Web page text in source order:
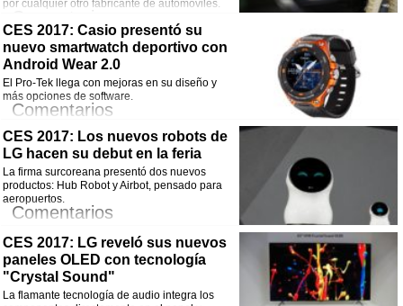
por cualquier otro fabricante de automóviles.
¡Comparte esta noticia!
Facebook
Twitter
WhatsApp
Email
CES 2017: Casio presentó su
nuevo smartwatch deportivo con
Android Wear 2.0
El Pro-Tek llega con mejoras en su diseño y
más opciones de software.
Comentarios
¡Comparte esta noticia!
Facebook
Twitter
WhatsApp
Email
CES 2017: Los nuevos robots de
LG hacen su debut en la feria
La firma surcoreana presentó dos nuevos
productos: Hub Robot y Airbot, pensado para
aeropuertos.
Comentarios
¡Comparte esta noticia!
Facebook
Twitter
CES 2017: LG reveló sus nuevos
paneles OLED con tecnología
"Crystal Sound"
La flamante tecnología de audio integra los